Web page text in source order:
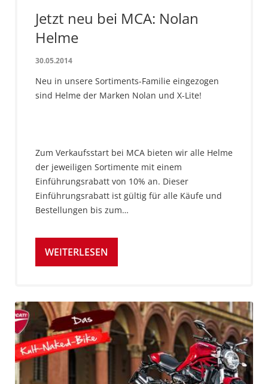
Jetzt neu bei MCA: Nolan
Helme
30.05.2014
Neu in unsere Sortiments-Familie eingezogen
sind Helme der Marken Nolan und X-Lite!
Zum Verkaufsstart bei MCA bieten wir alle Helme
der jeweiligen Sortimente mit einem
Einführungsrabatt von 10% an. Dieser
Einführungsrabatt ist gültig für alle Käufe und
Bestellungen bis zum…
WEITERLESEN